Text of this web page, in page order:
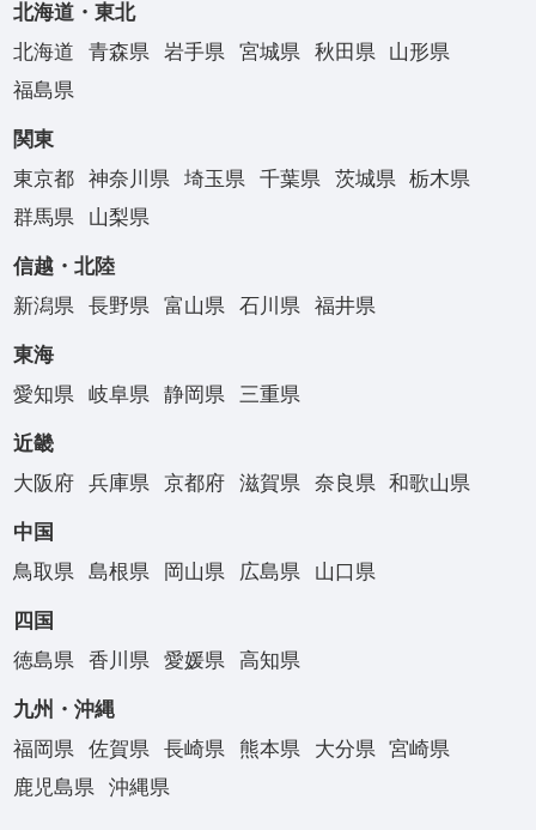
北海道・東北
北海道
青森県 岩手県 宮城県 秋田県
山形県
福島県
関東
東京都
神奈川県 埼玉県 千葉県 茨城県
栃木県
群馬県
山梨県
信越・北陸
新潟県
長野県 富山県 石川県 福井県
東海
愛知県
岐阜県 静岡県 三重県
近畿
大阪府
兵庫県 京都府 滋賀県 奈良県 和歌山県
中国
鳥取県
島根県 岡山県 広島県 山口県
四国
徳島県
香川県 愛媛県 高知県
九州・沖縄
福岡県
佐賀県 長崎県 熊本県 大分県
宮崎県
鹿児島県
沖縄県